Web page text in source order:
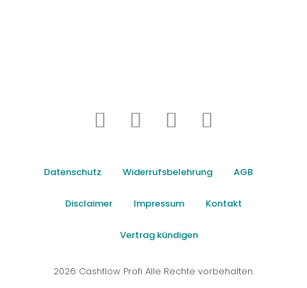
Datenschutz Widerrufsbelehrung AGB
Disclaimer Impressum Kontakt
Vertrag kündigen
2026 Cashflow Profi Alle Rechte vorbehalten.